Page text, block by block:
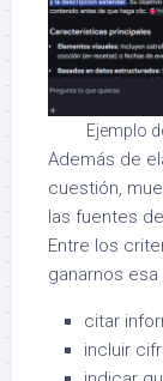
Ejemplo
Además de
cuestión,
las fuentes
Entre los
ganarnos
citar
incluir